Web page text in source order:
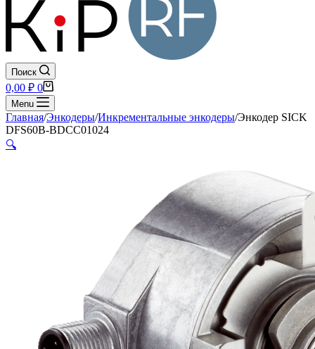
Поиск
Корзина
0,00 ₽ 0
Menu
Главная/Энкодеры/Инкрементальные энкодеры/Энкодер SICK
DFS60B-BDCC01024
🔍